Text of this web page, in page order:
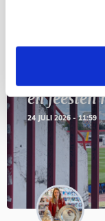
en feesten
24 JULI 2026 - 11:59